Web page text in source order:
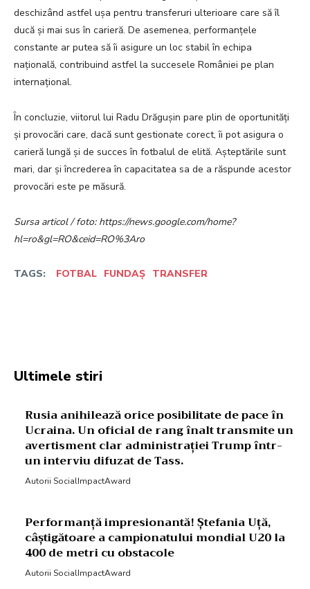
deschizând astfel ușa pentru transferuri ulterioare care să îl
ducă și mai sus în carieră. De asemenea, performanțele
constante ar putea să îi asigure un loc stabil în echipa
națională, contribuind astfel la succesele României pe plan
internațional.
În concluzie, viitorul lui Radu Drăgușin pare plin de oportunități
și provocări care, dacă sunt gestionate corect, îi pot asigura o
carieră lungă și de succes în fotbalul de elită. Așteptările sunt
mari, dar și încrederea în capacitatea sa de a răspunde acestor
provocări este pe măsură.
Sursa articol / foto: https://news.google.com/home?
hl=ro&gl=RO&ceid=RO%3Aro
TAGS: FOTBAL FUNDAȘ TRANSFER
Ultimele stiri
Rusia anihilează orice posibilitate de pace în
Ucraina. Un oficial de rang înalt transmite un
avertisment clar administrației Trump într-
un interviu difuzat de Tass.
Autorii SocialImpactAward
Performanță impresionantă! Ștefania Uță,
câștigătoare a campionatului mondial U20 la
400 de metri cu obstacole
Autorii SocialImpactAward